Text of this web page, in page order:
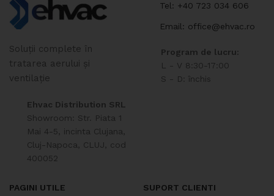
Soluții complete în
tratarea aerului și
ventilație
Ehvac Distribution SRL
Showroom: Str. Piata 1
Mai 4-5, incinta Clujana,
Cluj-Napoca, CLUJ, cod
400052
Tel: +40 723 034 606
Email: office@ehvac.ro
Program de lucru:
L - V 8:30-17:00
S - D: închis
PAGINI UTILE SUPORT CLIENTI